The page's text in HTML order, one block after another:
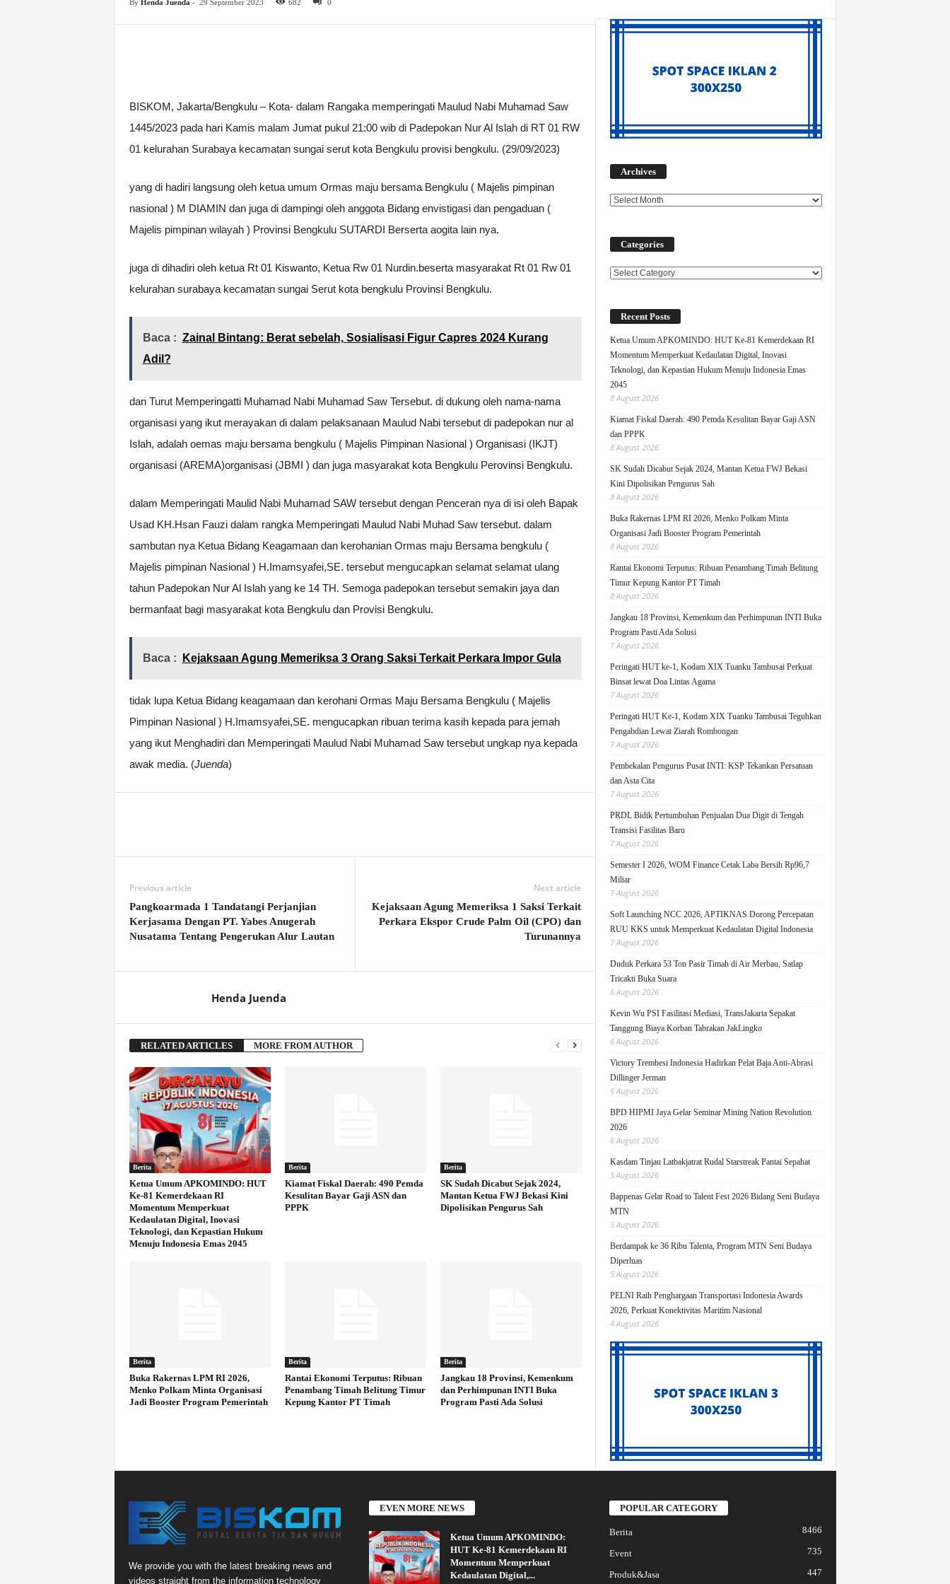
By Henda Juenda - 29 September 2023 682 0
BISKOM, Jakarta/Bengkulu – Kota- dalam Rangaka memperingati Maulud Nabi Muhamad Saw
1445/2023 pada hari Kamis malam Jumat pukul 21:00 wib di Padepokan Nur Al Islah di RT 01 RW
01 kelurahan Surabaya kecamatan sungai serut kota Bengkulu provisi bengkulu. (29/09/2023)
yang di hadiri langsung oleh ketua umum Ormas maju bersama Bengkulu ( Majelis pimpinan
nasional ) M DIAMIN dan juga di dampingi oleh anggota Bidang envistigasi dan pengaduan (
Majelis pimpinan wilayah ) Provinsi Bengkulu SUTARDI Berserta aogita lain nya.
juga di dihadiri oleh ketua Rt 01 Kiswanto, Ketua Rw 01 Nurdin.beserta masyarakat Rt 01 Rw 01
kelurahan surabaya kecamatan sungai Serut kota bengkulu Provinsi Bengkulu.
Baca : Zainal Bintang: Berat sebelah, Sosialisasi Figur Capres 2024 Kurang
Adil?
dan Turut Memperingatti Muhamad Nabi Muhamad Saw Tersebut. di dukung oleh nama-nama
organisasi yang ikut merayakan di dalam pelaksanaan Maulud Nabi tersebut di padepokan nur al
Islah, adalah oemas maju bersama bengkulu ( Majelis Pimpinan Nasional ) Organisasi (IKJT)
organisasi (AREMA)organisasi (JBMI ) dan juga masyarakat kota Bengkulu Perovinsi Bengkulu.
dalam Memperingati Maulid Nabi Muhamad SAW tersebut dengan Penceran nya di isi oleh Bapak
Usad KH.Hsan Fauzi dalam rangka Memperingati Maulud Nabi Muhad Saw tersebut. dalam
sambutan nya Ketua Bidang Keagamaan dan kerohanian Ormas maju Bersama bengkulu (
Majelis pimpinan Nasional ) H.Imamsyafei,SE. tersebut mengucapkan selamat selamat ulang
tahun Padepokan Nur Al Islah yang ke 14 TH. Semoga padepokan tersebut semakin jaya dan
bermanfaat bagi masyarakat kota Bengkulu dan Provisi Bengkulu.
Baca : Kejaksaan Agung Memeriksa 3 Orang Saksi Terkait Perkara Impor Gula
tidak lupa Ketua Bidang keagamaan dan kerohani Ormas Maju Bersama Bengkulu ( Majelis
Pimpinan Nasional ) H.Imamsyafei,SE. mengucapkan ribuan terima kasih kepada para jemah
yang ikut Menghadiri dan Memperingati Maulud Nabi Muhamad Saw tersebut ungkap nya kepada
awak media. (Juenda)
Previous article
Pangkoarmada 1 Tandatangi Perjanjian
Kerjasama Dengan PT. Yabes Anugerah
Nusatama Tentang Pengerukan Alur Lautan
Next article
Kejaksaan Agung Memeriksa 1 Saksi Terkait
Perkara Ekspor Crude Palm Oil (CPO) dan
Turunannya
Henda Juenda
RELATED ARTICLES MORE FROM AUTHOR
Berita
Ketua Umum APKOMINDO: HUT
Ke-81 Kemerdekaan RI
Momentum Memperkuat
Kedaulatan Digital, Inovasi
Teknologi, dan Kepastian Hukum
Menuju Indonesia Emas 2045
Berita
Kiamat Fiskal Daerah: 490 Pemda
Kesulitan Bayar Gaji ASN dan
PPPK
Berita
SK Sudah Dicabut Sejak 2024,
Mantan Ketua FWJ Bekasi Kini
Dipolisikan Pengurus Sah
Berita
Buka Rakernas LPM RI 2026,
Menko Polkam Minta Organisasi
Jadi Booster Program Pemerintah
Berita
Rantai Ekonomi Terputus: Ribuan
Penambang Timah Belitung Timur
Kepung Kantor PT Timah
Berita
Jangkau 18 Provinsi, Kemenkum
dan Perhimpunan INTI Buka
Program Pasti Ada Solusi
Archives
Categories
Categories
Recent Posts
Ketua Umum APKOMINDO: HUT Ke-81 Kemerdekaan RI
Momentum Memperkuat Kedaulatan Digital, Inovasi
Teknologi, dan Kepastian Hukum Menuju Indonesia Emas
2045
8 August 2026
Kiamat Fiskal Daerah: 490 Pemda Kesulitan Bayar Gaji ASN
dan PPPK
8 August 2026
SK Sudah Dicabut Sejak 2024, Mantan Ketua FWJ Bekasi
Kini Dipolisikan Pengurus Sah
8 August 2026
Buka Rakernas LPM RI 2026, Menko Polkam Minta
Organisasi Jadi Booster Program Pemerintah
8 August 2026
Rantai Ekonomi Terputus: Ribuan Penambang Timah Belitung
Timur Kepung Kantor PT Timah
8 August 2026
Jangkau 18 Provinsi, Kemenkum dan Perhimpunan INTI Buka
Program Pasti Ada Solusi
7 August 2026
Peringati HUT ke-1, Kodam XIX Tuanku Tambusai Perkuat
Binsat lewat Doa Lintas Agama
7 August 2026
Peringati HUT Ke-1, Kodam XIX Tuanku Tambusai Teguhkan
Pengabdian Lewat Ziarah Rombongan
7 August 2026
Pembekalan Pengurus Pusat INTI: KSP Tekankan Persatuan
dan Asta Cita
7 August 2026
PRDL Bidik Pertumbuhan Penjualan Dua Digit di Tengah
Transisi Fasilitas Baru
7 August 2026
Semester I 2026, WOM Finance Cetak Laba Bersih Rp96,7
Miliar
7 August 2026
Soft Launching NCC 2026, APTIKNAS Dorong Percepatan
RUU KKS untuk Memperkuat Kedaulatan Digital Indonesia
7 August 2026
Duduk Perkara 53 Ton Pasir Timah di Air Merbau, Satlap
Tricakti Buka Suara
6 August 2026
Kevin Wu PSI Fasilitasi Mediasi, TransJakarta Sepakat
Tanggung Biaya Korban Tabrakan JakLingko
6 August 2026
Victory Trembesi Indonesia Hadirkan Pelat Baja Anti-Abrasi
Dillinger Jerman
6 August 2026
BPD HIPMI Jaya Gelar Seminar Mining Nation Revolution
2026
6 August 2026
Kasdam Tinjau Latbakjatrat Rudal Starstreak Pantai Sepahat
5 August 2026
Bappenas Gelar Road to Talent Fest 2026 Bidang Seni Budaya
MTN
5 August 2026
Berdampak ke 36 Ribu Talenta, Program MTN Seni Budaya
Diperluas
5 August 2026
PELNI Raih Penghargaan Transportasi Indonesia Awards
2026, Perkuat Konektivitas Maritim Nasional
4 August 2026
We provide you with the latest breaking news and
videos straight from the information technology
EVEN MORE NEWS
Ketua Umum APKOMINDO:
HUT Ke-81 Kemerdekaan RI
Momentum Memperkuat
Kedaulatan Digital,...
POPULAR CATEGORY
Berita 8466
Event 735
Produk&Jasa 447